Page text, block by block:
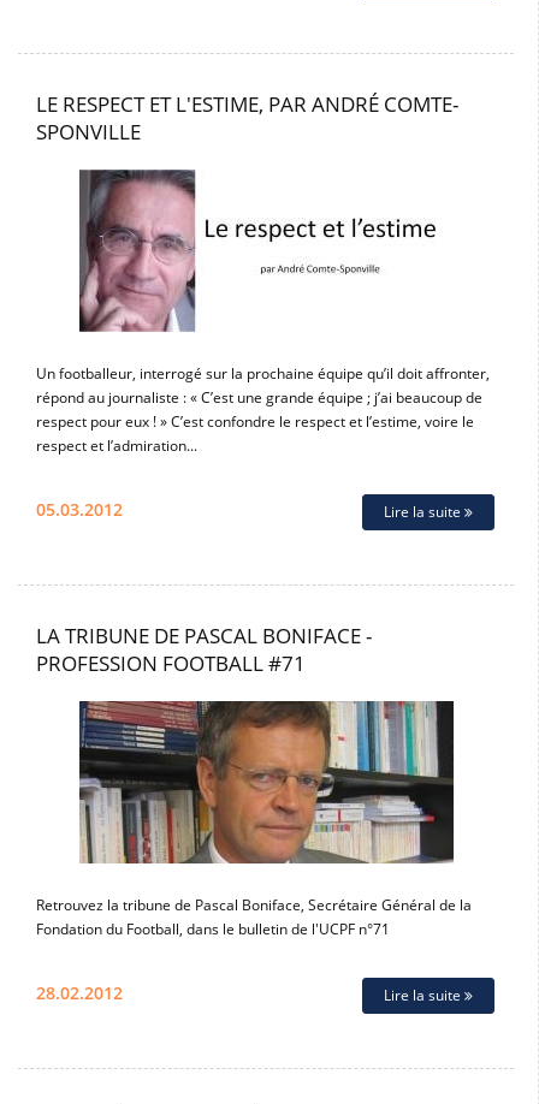
LE RESPECT ET L'ESTIME, PAR ANDRÉ COMTE-
SPONVILLE
Un footballeur, interrogé sur la prochaine équipe qu’il doit affronter,
répond au journaliste : « C’est une grande équipe ; j’ai beaucoup de
respect pour eux ! » C’est confondre le respect et l’estime, voire le
respect et l’admiration...
05.03.2012 Lire la suite
LA TRIBUNE DE PASCAL BONIFACE -
PROFESSION FOOTBALL #71
Retrouvez la tribune de Pascal Boniface, Secrétaire Général de la
Fondation du Football, dans le bulletin de l'UCPF n°71
28.02.2012 Lire la suite